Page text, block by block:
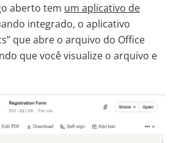
aberto tem um aplicativo de
integrado, o aplicativo
que abre o arquivo do Office
que você visualize o arquivo e